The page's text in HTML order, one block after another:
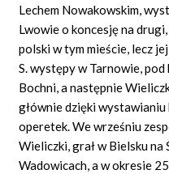
Lechem Nowakowskim,
Lwowie o koncesję na
polski w tym mieście, lecz
S. występy w Tarnowie,
Bochni, a następnie
głównie dzięki
operetek. We wrześniu
Wieliczki, grał w Bielsku na
Wadowicach, a w okresie